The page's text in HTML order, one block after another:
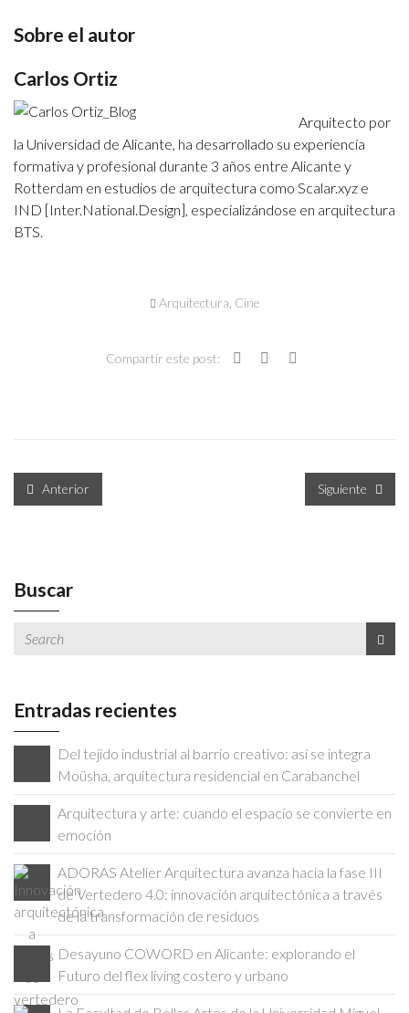
Sobre el autor
Carlos Ortiz
Arquitecto por
la Universidad de Alicante, ha desarrollado su experiencia
formativa y profesional durante 3 años entre Alicante y
Rotterdam en estudios de arquitectura como Scalar.xyz e
IND [Inter.National.Design], especializándose en arquitectura
BTS.
Arquitectura Cine
Compartir este post:
Anterior Siguiente
Buscar
Entradas recientes
Del tejido industrial al barrio creativo: así se integra
Moüsha, arquitectura residencial en Carabanchel
Arquitectura y arte: cuando el espacio se convierte en
emoción
ADORAS Atelier Arquitectura avanza hacia la fase III
de Vertedero 4.0: innovación arquitectónica a través
de la transformación de residuos
Desayuno COWORD en Alicante: explorando el
Futuro del flex living costero y urbano